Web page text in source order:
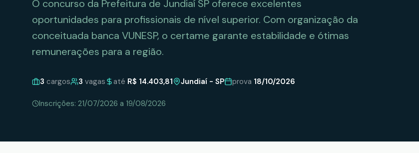
O concurso da Prefeitura de Jundiaí SP oferece excelentes
oportunidades para profissionais de nível superior. Com organização da
conceituada banca VUNESP, o certame garante estabilidade e ótimas
remunerações para a região.
3 cargos 3 vagas até R$ 14.403,81 Jundiaí - SP prova 18/10/2026
Inscrições: 21/07/2026 a 19/08/2026